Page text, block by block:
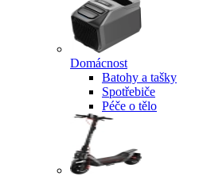
Domácnost
Batohy a tašky
Spotřebiče
Péče o tělo